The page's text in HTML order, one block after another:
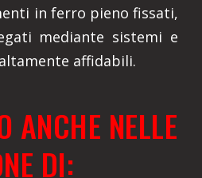
in ferro pieno fissati,
mediante sistemi e
affidabili.
ANCHE NELLE
DI: